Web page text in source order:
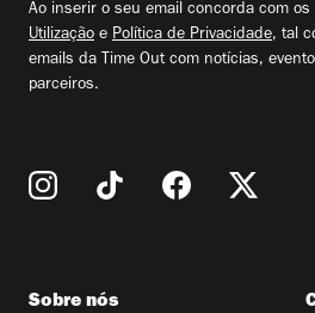
Ao inserir o seu email concorda com os
Utilização e Política de Privacidade, tal
emails da Time Out com notícias,
parceiros.
Sobre nós